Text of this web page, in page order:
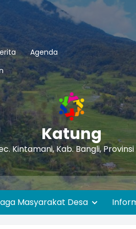
Agenda
Katung
Kintamani, Kab. Bangli, Provinsi
SESUAI
Masyarakat Desa